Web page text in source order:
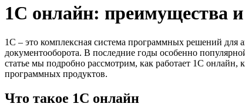
1С онлайн: преимущества
1С – это комплексная система программных решений для
документооборота. В последние годы особенно
статье мы подробно рассмотрим, как работает 1С
программных продуктов.
Что такое 1С онлайн